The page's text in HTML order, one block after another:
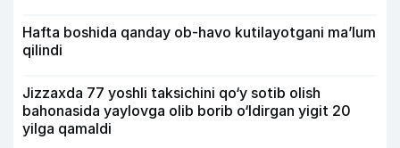
Hafta boshida qanday ob-havo kutilayotgani ma’lum
qilindi
Jizzaxda 77 yoshli taksichini qo‘y sotib olish
bahonasida yaylovga olib borib o‘ldirgan yigit 20
yilga qamaldi